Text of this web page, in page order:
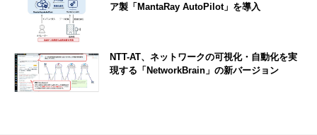
ア製「MantaRay AutoPilot」を導入
NTT-AT、ネットワークの可視化・自動化を実
現する「NetworkBrain」の新バージョン